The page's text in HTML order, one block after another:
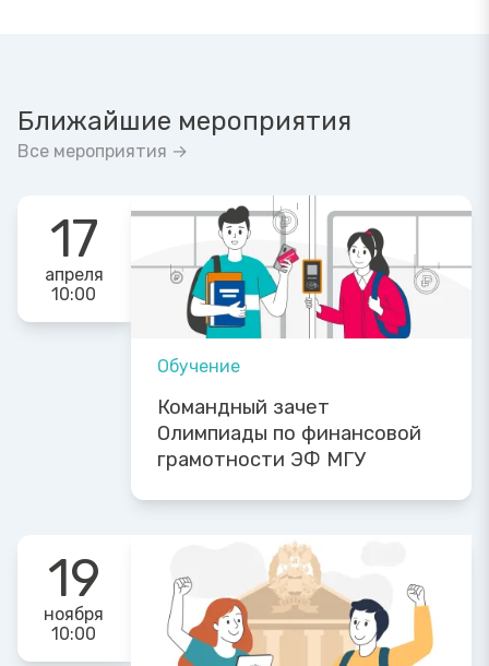
Ближайшие мероприятия
Все мероприятия →
17
апреля
10:00
Обучение
Командный зачет
Олимпиады по финансовой
грамотности ЭФ МГУ
19
ноября
10:00